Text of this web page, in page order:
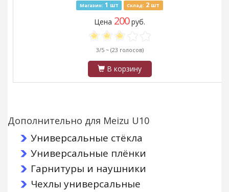
Магазин: 1 шт Склад: 2 шт
Цена 200руб.
3/5 ~ (23 голосов)
В корзину
Дополнительно для Meizu U10
Универсальные стёкла
Универсальные плёнки
Гарнитуры и наушники
Чехлы универсальные